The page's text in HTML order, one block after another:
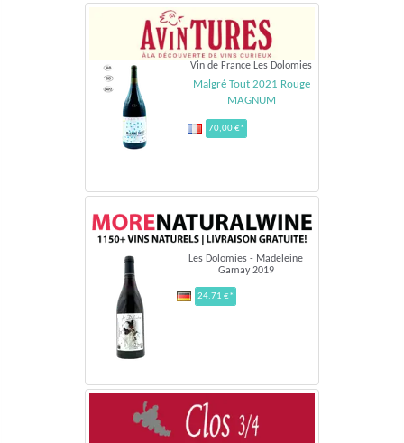
Vin de France Les Dolomies
Malgré Tout 2021 Rouge
MAGNUM
70,00 €*
Les Dolomies - Madeleine
Gamay 2019
24.71 €*